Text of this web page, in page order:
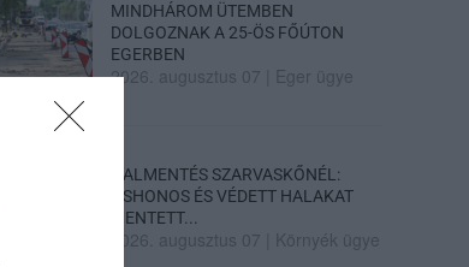
MINDHÁROM ÜTEMBEN
DOLGOZNAK A 25-ÖS FŐÚTON
EGERBEN
2026. augusztus 07 Eger ügye
HALMENTÉS SZARVASKŐNÉL:
ŐSHONOS ÉS VÉDETT HALAKAT
MENTETT...
2026. augusztus 07 Környék ügye